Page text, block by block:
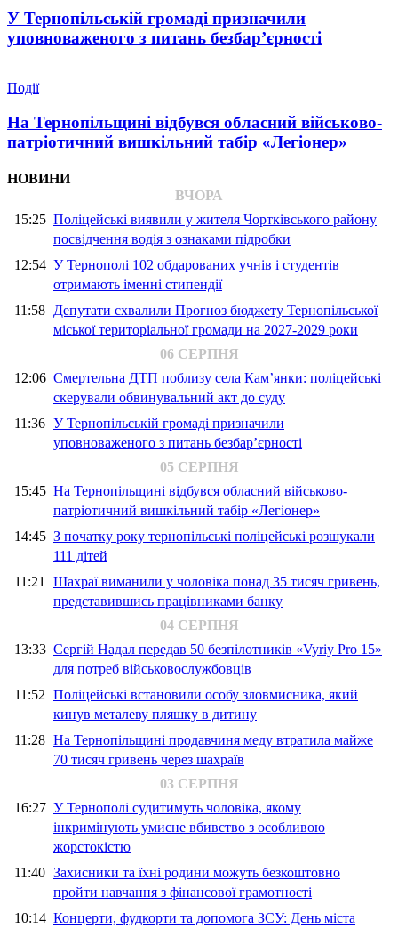
У Тернопільській громаді призначили
уповноваженого з питань безбар’єрності
Події
На Тернопільщині відбувся обласний військово-
патріотичний вишкільний табір «Легіонер»
НОВИНИ
ВЧОРА
15:25 Поліцейські виявили у жителя Чортківського району
посвідчення водія з ознаками підробки
12:54 У Тернополі 102 обдарованих учнів і студентів
отримають іменні стипендії
11:58 Депутати схвалили Прогноз бюджету Тернопільської
міської територіальної громади на 2027-2029 роки
06 СЕРПНЯ
12:06 Смертельна ДТП поблизу села Кам’янки: поліцейські
скерували обвинувальний акт до суду
11:36 У Тернопільській громаді призначили
уповноваженого з питань безбар’єрності
05 СЕРПНЯ
15:45 На Тернопільщині відбувся обласний військово-
патріотичний вишкільний табір «Легіонер»
14:45 З початку року тернопільські поліцейські розшукали
111 дітей
11:21 Шахраї виманили у чоловіка понад 35 тисяч гривень,
представившись працівниками банку
04 СЕРПНЯ
13:33 Сергій Надал передав 50 безпілотників «Vyriy Pro 15»
для потреб військовослужбовців
11:52 Поліцейські встановили особу зловмисника, який
кинув металеву пляшку в дитину
11:28 На Тернопільщині продавчиня меду втратила майже
70 тисяч гривень через шахраїв
03 СЕРПНЯ
16:27 У Тернополі судитимуть чоловіка, якому
інкримінують умисне вбивство з особливою
жорстокістю
11:40 Захисники та їхні родини можуть безкоштовно
пройти навчання з фінансової грамотності
10:14 Концерти, фудкорти та допомога ЗСУ: День міста